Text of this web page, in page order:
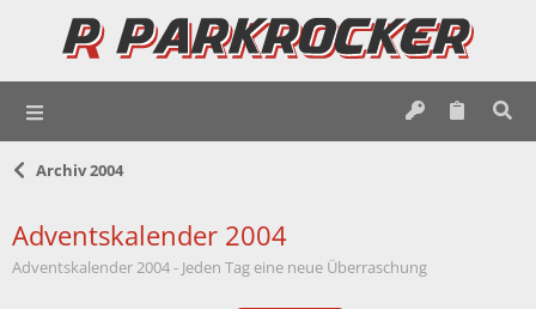
Archiv 2004
Adventskalender 2004
Adventskalender 2004 - Jeden Tag eine neue Überraschung